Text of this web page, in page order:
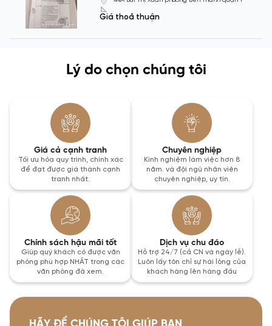
Giá thoả thuận
Lý do chọn chúng tôi
Giá cả cạnh tranh
Tối ưu hóa quy trình, chính xác
để đạt được giá thành cạnh
tranh nhất.
Chuyên nghiệp
Kinh nghiệm làm việc hơn 8
năm. và đội ngũ nhân viên
chuyên nghiệp, uy tín.
Chính sách hậu mãi tốt
Giúp quý khách có được văn
phòng phù hợp NHẤT trong các
văn phòng đã xem.
Dịch vụ chu đáo
Hỗ trợ 24/7 (cả CN và ngày lễ).
Luôn lấy tôn chỉ sự hài lòng của
khách hàng lên hàng đầu